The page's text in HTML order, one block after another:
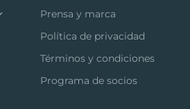
Prensa y marca
Política de privacidad
Términos y condiciones
Programa de socios